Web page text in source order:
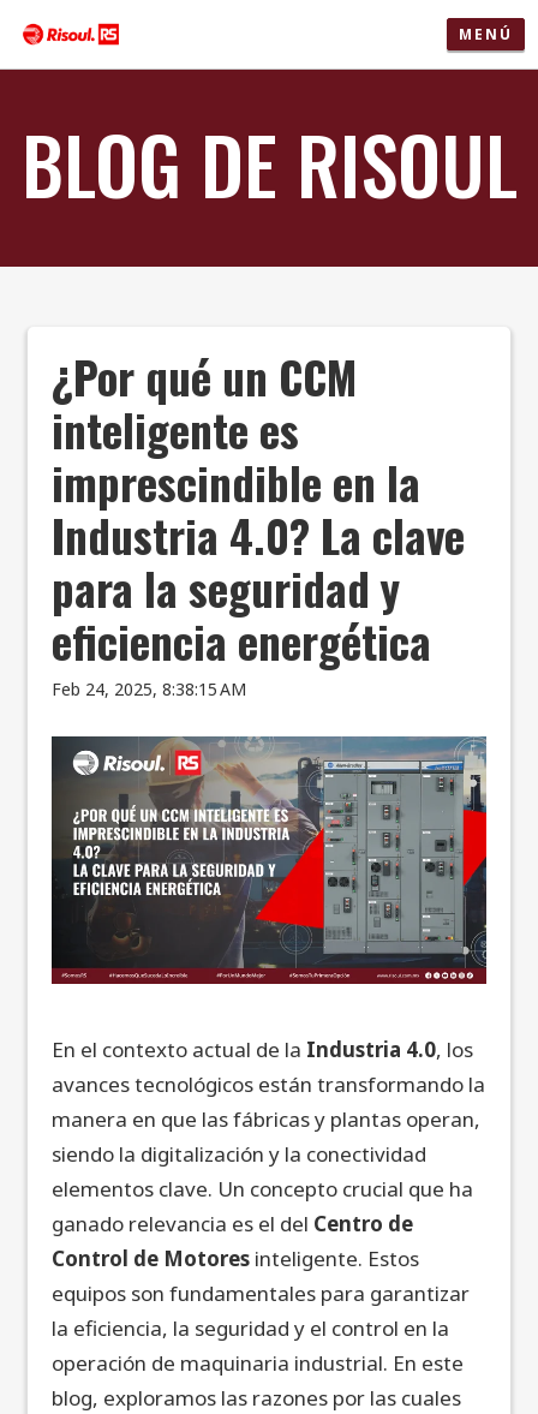
MENÚ
BLOG DE RISOUL
¿Por qué un CCM
inteligente es
imprescindible en la
Industria 4.0? La clave
para la seguridad y
eficiencia energética
Feb 24, 2025, 8:38:15 AM
En el contexto actual de la Industria 4.0, los
avances tecnológicos están transformando la
manera en que las fábricas y plantas operan,
siendo la digitalización y la conectividad
elementos clave. Un concepto crucial que ha
ganado relevancia es el del Centro de
Control de Motores inteligente. Estos
equipos son fundamentales para garantizar
la eficiencia, la seguridad y el control en la
operación de maquinaria industrial. En este
blog, exploramos las razones por las cuales